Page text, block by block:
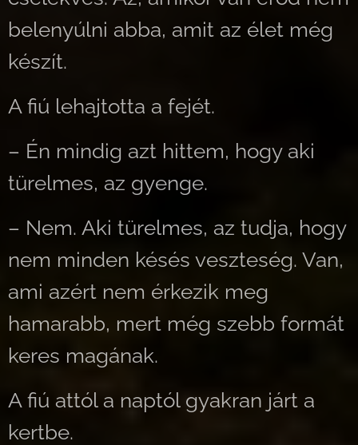
belenyúlni abba, amit az élet még
készít.
A fiú lehajtotta a fejét.
– Én mindig azt hittem, hogy aki
türelmes, az gyenge.
– Nem. Aki türelmes, az tudja, hogy
nem minden késés veszteség. Van,
ami azért nem érkezik meg
hamarabb, mert még szebb formát
keres magának.
A fiú attól a naptól gyakran járt a
kertbe.